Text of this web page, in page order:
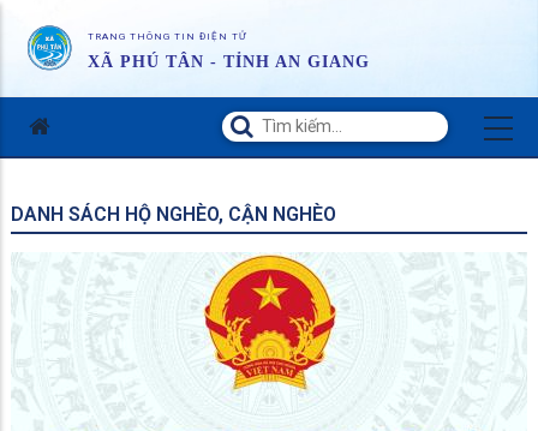
TRANG THÔNG TIN ĐIỆN TỬ
XÃ PHÚ TÂN - TỈNH AN GIANG
DANH SÁCH HỘ NGHÈO, CẬN NGHÈO